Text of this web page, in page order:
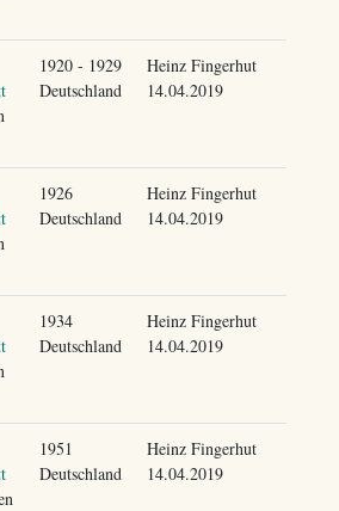
1920 - 1929
Deutschland
Heinz Fingerhut
14.04.2019
1926
Deutschland
Heinz Fingerhut
14.04.2019
1934
Deutschland
Heinz Fingerhut
14.04.2019
1951
Deutschland
Heinz Fingerhut
14.04.2019